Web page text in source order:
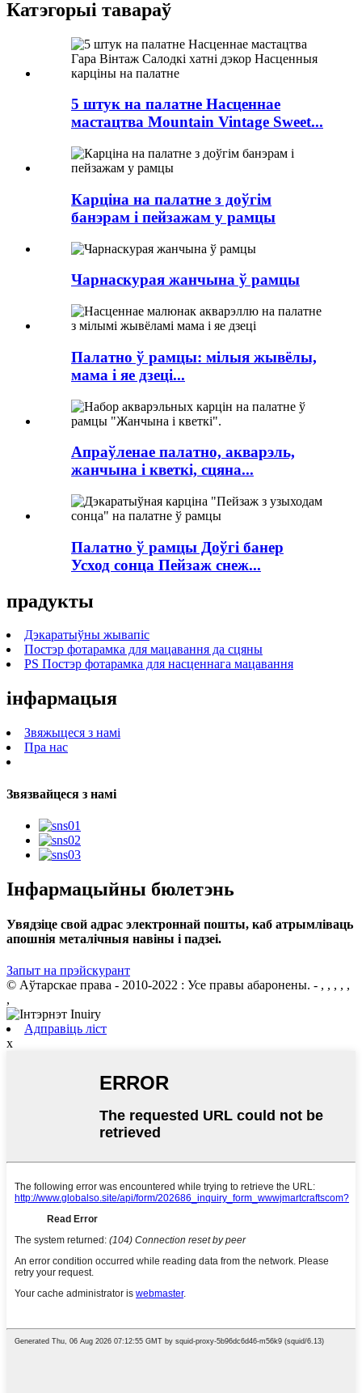
Катэгорыі тавараў
5 штук на палатне Насценнае
мастацтва Mountain Vintage Sweet...
Карціна на палатне з доўгім
банэрам і пейзажам у рамцы
Чарнаскурая жанчына ў рамцы
Палатно ў рамцы: мілыя жывёлы,
мама і яе дзеці...
Апраўленае палатно, акварэль,
жанчына і кветкі, сцяна...
Палатно ў рамцы Доўгі банер
Усход сонца Пейзаж снеж...
прадукты
Дэкаратыўны жывапіс
Постэр фотарамка для мацавання да сцяны
PS Постэр фотарамка для насценнага мацавання
інфармацыя
Звяжыцеся з намі
Пра нас
Звязвайцеся з намі
Інфармацыйны бюлетэнь
Увядзіце свой адрас электроннай пошты, каб атрымліваць
апошнія металічныя навіны і падзеі.
Запыт на прэйскурант
© Аўтарскае права - 2010-2022 : Усе правы абаронены. - , , , , ,
,
Адправіць ліст
x